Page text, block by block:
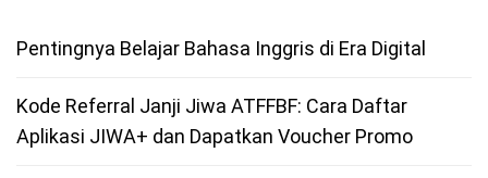
Pentingnya Belajar Bahasa Inggris di Era Digital
Kode Referral Janji Jiwa ATFFBF: Cara Daftar
Aplikasi JIWA+ dan Dapatkan Voucher Promo